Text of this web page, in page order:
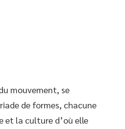
mouvement, se
de formes, chacune
et la culture d’où elle